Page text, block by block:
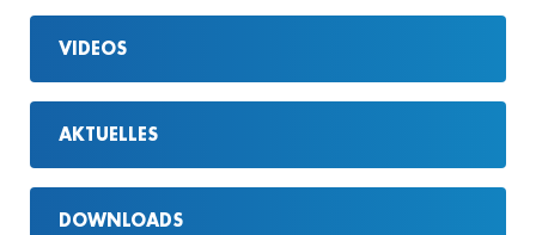
VIDEOS
AKTUELLES
DOWNLOADS